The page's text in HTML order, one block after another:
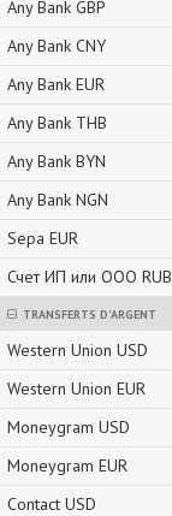
Any Bank GBP
Any Bank CNY
Any Bank EUR
Any Bank THB
Any Bank BYN
Any Bank NGN
Sepa EUR
Счет ИП или ООО RUB
TRANSFERTS D'ARGENT
Western Union USD
Western Union EUR
Moneygram USD
Moneygram EUR
Contact USD